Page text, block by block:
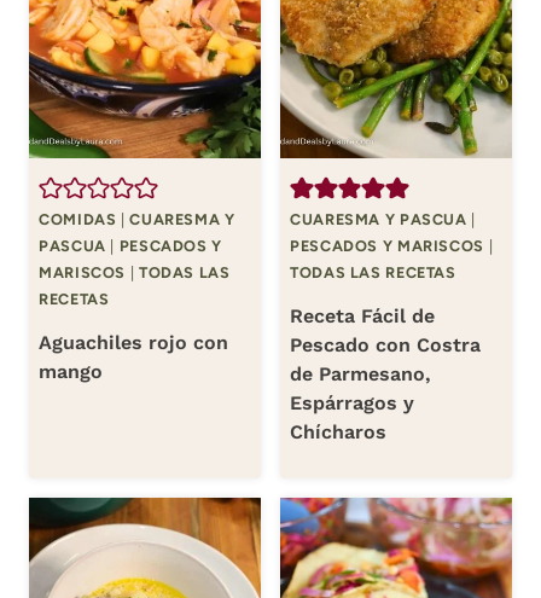
COMIDAS |CUARESMA Y
PASCUA
PESCADOS Y
MARISCOS
TODAS LAS
RECETAS
Aguachiles rojo con
mango
CUARESMA Y PASCUA
PESCADOS Y MARISCOS
TODAS LAS RECETAS
Receta Fácil de
Pescado con Costra
de Parmesano,
Espárragos y
Chícharos